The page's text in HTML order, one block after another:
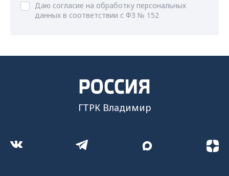
Даю согласие на обработку персональных
данных в соответствии с ФЗ № 152
ГТРК Владимир